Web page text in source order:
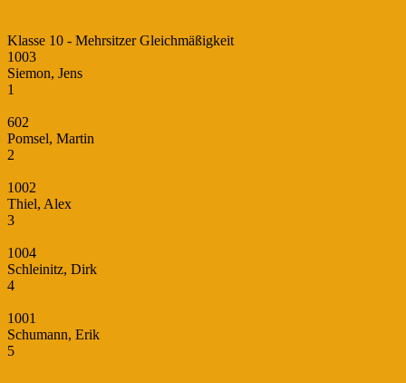
Klasse 10 - Mehrsitzer Gleichmäßigkeit
1003
Siemon, Jens
1
602
Pomsel, Martin
2
1002
Thiel, Alex
3
1004
Schleinitz, Dirk
4
1001
Schumann, Erik
5